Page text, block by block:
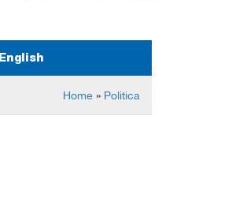
English
Home » Politica